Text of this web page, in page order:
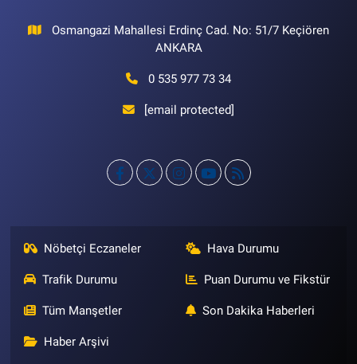
Osmangazi Mahallesi Erdinç Cad. No: 51/7 Keçiören
ANKARA
0 535 977 73 34
[email protected]
Nöbetçi Eczaneler Hava Durumu
Trafik Durumu Puan Durumu ve Fikstür
Tüm Manşetler Son Dakika Haberleri
Haber Arşivi